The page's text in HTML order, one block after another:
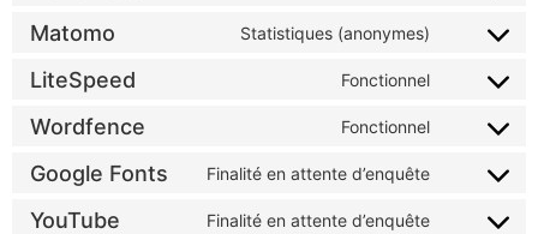
Matomo Statistiques (anonymes)
LiteSpeed Fonctionnel
Wordfence Fonctionnel
Google Fonts Finalité en attente d’enquête
YouTube Finalité en attente d’enquête